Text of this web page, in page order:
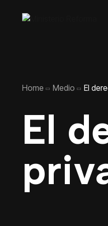
Home Medio El
El